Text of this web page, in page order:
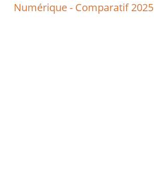
Numérique - Comparatif 2025